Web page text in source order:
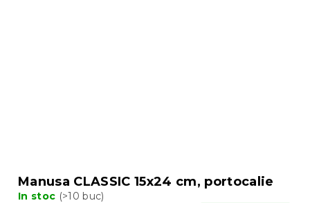
Manusa CLASSIC 15x24 cm, portocalie
In stoc (>10 buc)